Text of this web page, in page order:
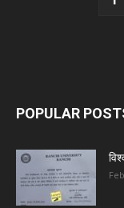
POPULAR